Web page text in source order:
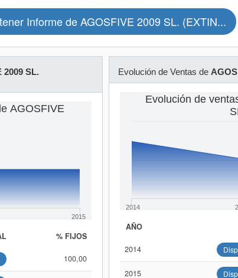
Informe de AGOSFIVE 2009 SL. (EXTIN...
2009 SL.
AGOSFIVE
2015
% FIJOS
100,00
Evolución de Ventas de
Evolución de
2014
AÑO
2014
2015